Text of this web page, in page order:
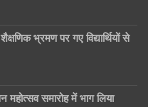
भ्रमण पर गए विद्यार्थियों से
समारोह में भाग लिया